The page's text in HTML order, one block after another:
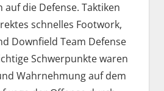
die Defense. Taktiken
schnelles Footwork,
Downfield Team Defense
Schwerpunkte waren
Wahrnehmung auf dem